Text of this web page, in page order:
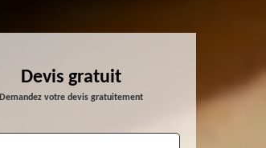
Devis gratuit
Demandez votre devis gratuitement